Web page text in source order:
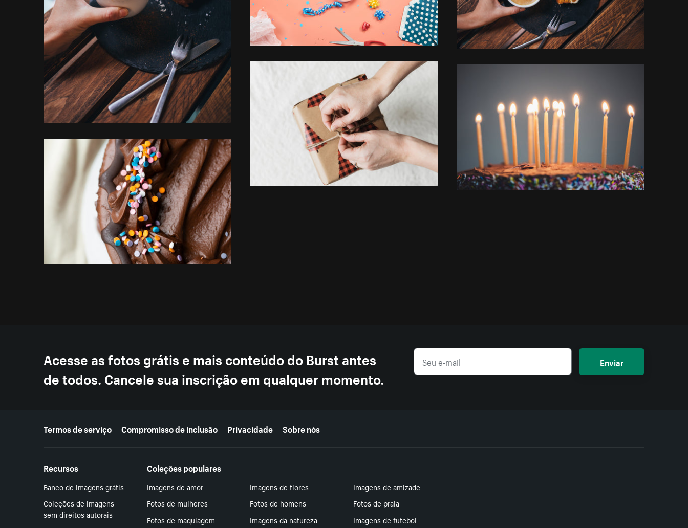
Acesse as fotos grátis e mais conteúdo do Burst antes
de todos. Cancele sua inscrição em qualquer momento.
Enviar
Mais recursos
Termos de serviço Compromisso de inclusão Privacidade Sobre nós
Recursos
Banco de imagens grátis
Coleções de imagens
sem direitos autorais
Coleções populares
Imagens de amor Imagens de flores
Imagens de amizade
Fotos de mulheres
Fotos de homens
Fotos de praia
Fotos de maquiagem
Imagens da natureza Imagens de futebol